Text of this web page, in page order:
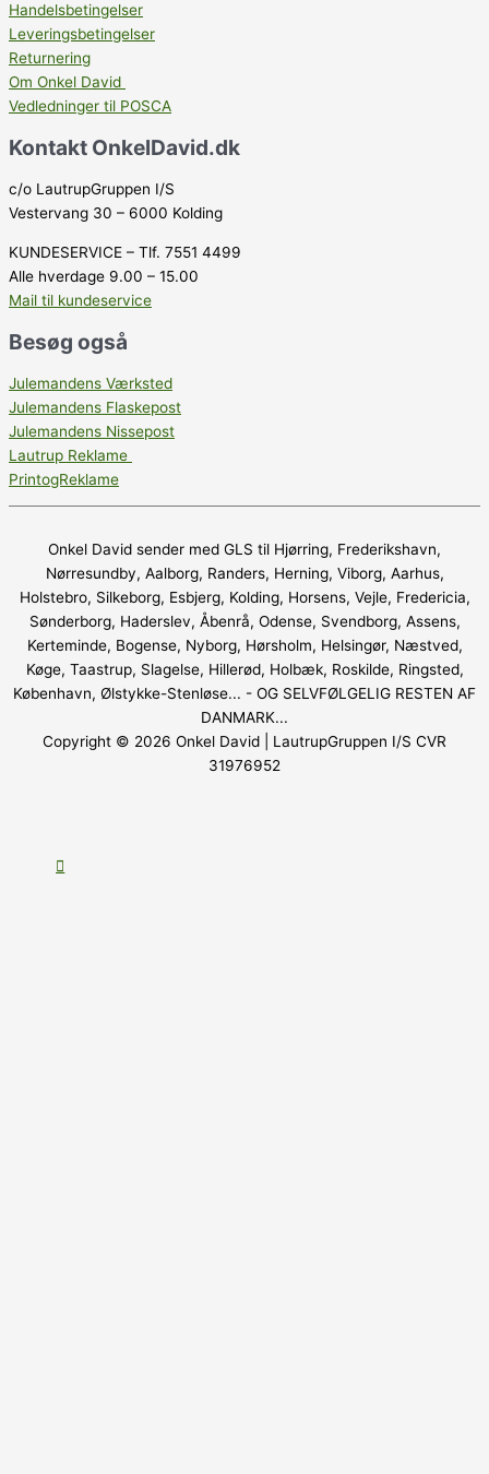
Handelsbetingelser
Leveringsbetingelser
Returnering
Om Onkel David
Vedledninger til POSCA
Kontakt OnkelDavid.dk
c/o LautrupGruppen I/S
Vestervang 30 – 6000 Kolding
KUNDESERVICE – Tlf. 7551 4499
Alle hverdage 9.00 – 15.00
Mail til kundeservice
Besøg også
Julemandens Værksted
Julemandens Flaskepost
Julemandens Nissepost
Lautrup Reklame
PrintogReklame
Onkel David sender med GLS til Hjørring, Frederikshavn,
Nørresundby, Aalborg, Randers, Herning, Viborg, Aarhus,
Holstebro, Silkeborg, Esbjerg, Kolding, Horsens, Vejle, Fredericia,
Sønderborg, Haderslev, Åbenrå, Odense, Svendborg, Assens,
Kerteminde, Bogense, Nyborg, Hørsholm, Helsingør, Næstved,
Køge, Taastrup, Slagelse, Hillerød, Holbæk, Roskilde, Ringsted,
København, Ølstykke-Stenløse... - OG SELVFØLGELIG RESTEN AF
DANMARK...
Copyright © 2026 Onkel David | LautrupGruppen I/S CVR
31976952